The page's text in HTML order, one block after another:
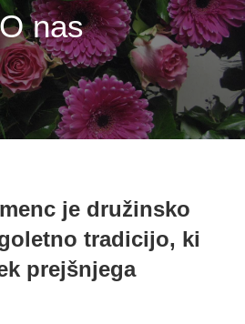
nas
je družinsko
tradicijo, ki
prejšnjega